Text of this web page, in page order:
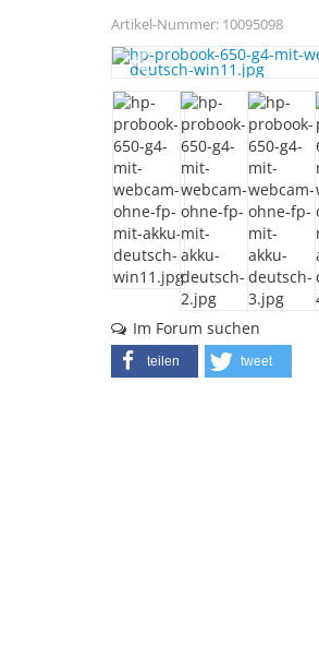
Artikel-Nummer: 10095098
Im Forum suchen
teilen tweet